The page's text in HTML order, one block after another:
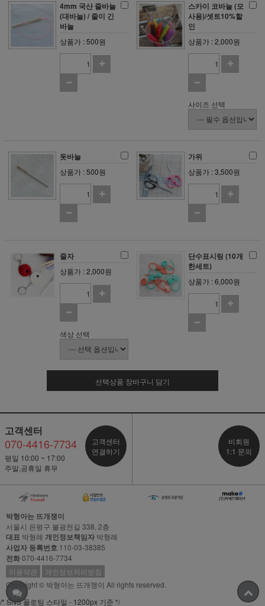
4mm 국산 줄바늘
(대바늘) / 줄이 긴
바늘
상품가 : 500원
스카이 코바늘 (모
사용)/셋트10%할
인
상품가 : 2,000원
사이즈 선택
돗바늘
상품가 : 500원
가위
상품가 : 3,500원
줄자
상품가 : 2,000원
색상 선택
단수표시링 (10개
한세트)
상품가 : 6,000원
선택상품 장바구니 담기
고객센터
070-4416-7734
평일 10:00 ~ 17:00
주말,공휴일 휴무
고객센터
연결하기
비회원
1:1 문의
박형아는 뜨개쟁이
서울시 은평구 불광천길 338, 2층
대표 박형례 개인정보책임자 박형례
사업자 등록번호 110-03-38385
전화070-4416-7734
이용약관
개인정보처리방침
Copyright © 박형아는 뜨개쟁이 All rights reserved.
/* SNS 플로팅 스타일 - 1200px 기준 */